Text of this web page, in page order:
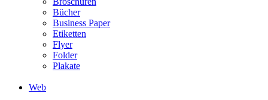
Bücher
Business Paper
Etiketten
Flyer
Folder
Plakate
Web